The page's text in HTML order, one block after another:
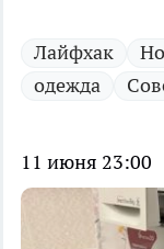
Лайфхак
одежда
11 июня 23:00